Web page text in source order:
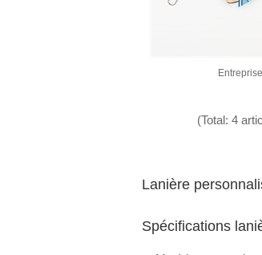
Entreprise
(Total: 4
Lanière
Spécifications